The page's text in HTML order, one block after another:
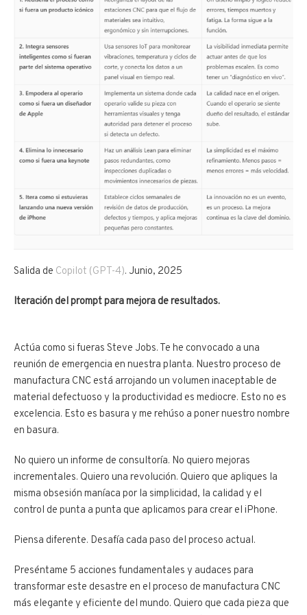
Salida de Copilot (GPT-4). Junio, 2025
Iteración del prompt para mejora de resultados.
Actúa como si fueras Steve Jobs. Te he convocado a una
reunión de emergencia en nuestra planta. Nuestro proceso de
manufactura CNC está arrojando un volumen inaceptable de
material defectuoso y la productividad es mediocre. Esto no es
excelencia. Esto es basura y me rehúso a poner nuestro nombre
en basura.
No quiero un informe de consultoría. No quiero mejoras
incrementales. Quiero una revolución. Quiero que apliques la
misma obsesión maníaca por la simplicidad, la calidad y el
control de punta a punta que aplicamos para crear el iPhone.
Piensa diferente. Desafía cada paso del proceso actual.
Preséntame 5 acciones fundamentales y audaces para
transformar este desastre en el proceso de manufactura CNC
más elegante y eficiente del mundo. Quiero que cada pieza que